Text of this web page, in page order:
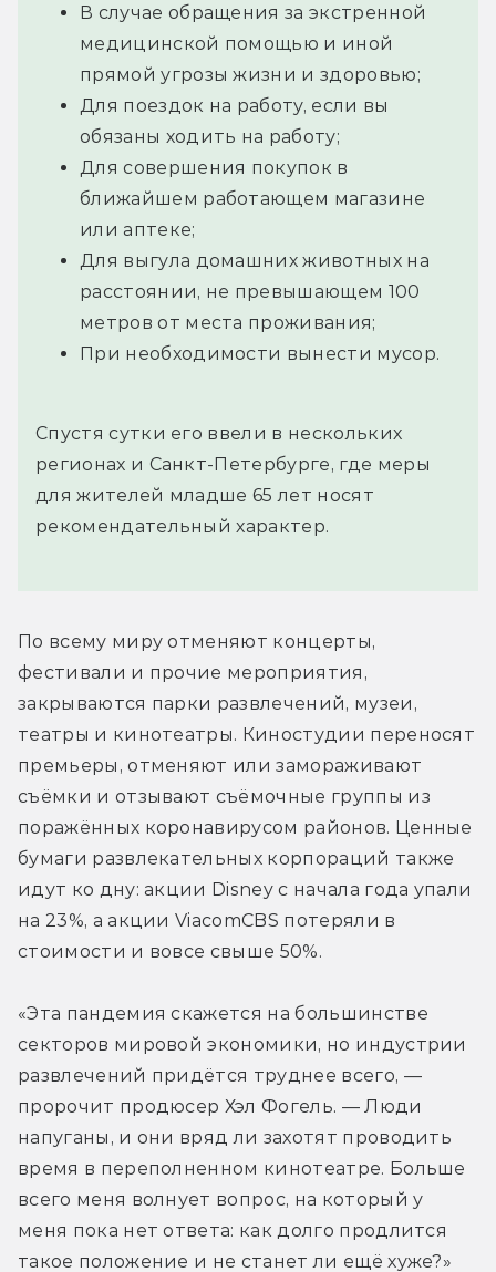
В случае обращения за экстренной
медицинской помощью и иной
прямой угрозы жизни и здоровью;
Для поездок на работу, если вы
обязаны ходить на работу;
Для совершения покупок в
ближайшем работающем магазине
или аптеке;
Для выгула домашних животных на
расстоянии, не превышающем 100
метров от места проживания;
При необходимости вынести мусор.
Спустя сутки его ввели в нескольких
регионах и Санкт-Петербурге, где меры
для жителей младше 65 лет носят
рекомендательный характер.
По всему миру отменяют концерты,
фестивали и прочие мероприятия,
закрываются парки развлечений, музеи,
театры и кинотеатры. Киностудии переносят
премьеры, отменяют или замораживают
съёмки и отзывают съёмочные группы из
поражённых коронавирусом районов. Ценные
бумаги развлекательных корпораций также
идут ко дну: акции Disney с начала года упали
на 23%, а акции ViacomCBS потеряли в
стоимости и вовсе свыше 50%.
«Эта пандемия скажется на большинстве
секторов мировой экономики, но индустрии
развлечений придётся труднее всего, —
пророчит продюсер Хэл Фогель. — Люди
напуганы, и они вряд ли захотят проводить
время в переполненном кинотеатре. Больше
всего меня волнует вопрос, на который у
меня пока нет ответа: как долго продлится
такое положение и не станет ли ещё хуже?»